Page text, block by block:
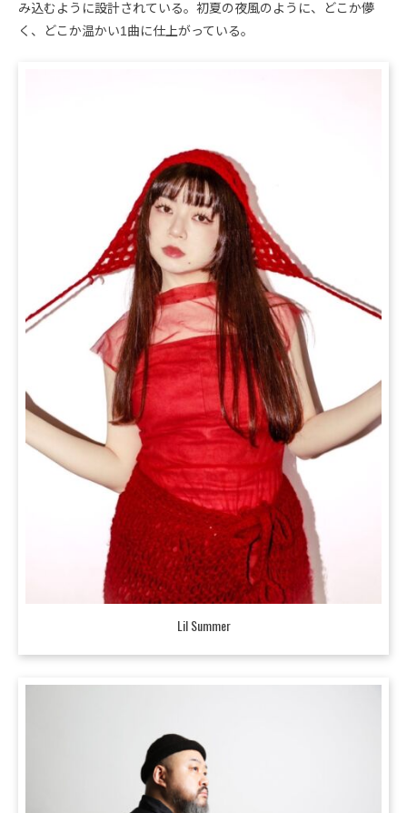
み込むように設計されている。初夏の夜風のように、どこか儚
く、どこか温かい1曲に仕上がっている。
Lil Summer